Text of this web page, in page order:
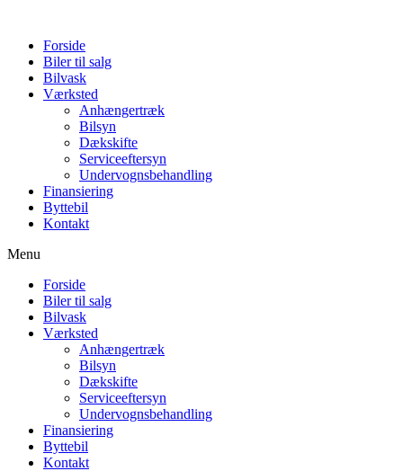
Forside
Biler til salg
Bilvask
Værksted
Anhængertræk
Bilsyn
Dækskifte
Serviceeftersyn
Undervognsbehandling
Finansiering
Byttebil
Kontakt
Menu
Forside
Biler til salg
Bilvask
Værksted
Anhængertræk
Bilsyn
Dækskifte
Serviceeftersyn
Undervognsbehandling
Finansiering
Byttebil
Kontakt